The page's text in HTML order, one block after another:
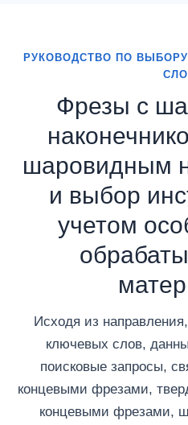
РУКОВОДСТВО ПО
Фрезы с
шаровидным
и выбор
учетом
Исходя из
ключевых слов,
поисковые запросы,
концевыми фрезами,
концевыми фрезами,